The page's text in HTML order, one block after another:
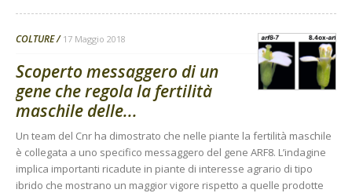
COLTURE 17 Maggio 2018
Scoperto messaggero di un
gene che regola la fertilità
maschile delle...
Un team del Cnr ha dimostrato che nelle piante la fertilità maschile
è collegata a uno specifico messaggero del gene ARF8. L’indagine
implica importanti ricadute in piante di interesse agrario di tipo
ibrido che mostrano un maggior vigore rispetto a quelle prodotte